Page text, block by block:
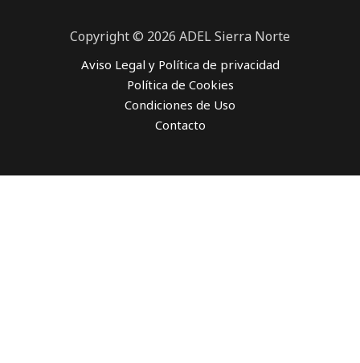
Copyright © 2026 ADEL Sierra Norte
Aviso Legal y Política de privacidad
Política de Cookies
Condiciones de Uso
Contacto